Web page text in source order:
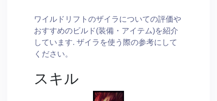
ワイルドリフトのザイラについての評価や
おすすめのビルド(装備・アイテム)を紹介
しています. ザイラを使う際の参考にして
ください。
スキル